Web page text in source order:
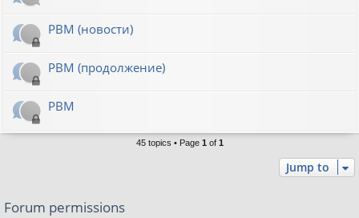
РВМ (новости)
РВМ (продолжение)
РВМ
45 topics • Page 1 of 1
Jump to
Forum permissions